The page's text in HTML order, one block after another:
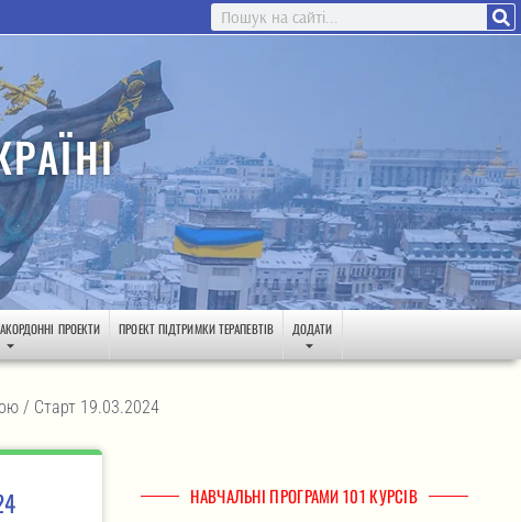
ПРОЕКТИ ПРОЕКТ ПІДТРИМКИ ТЕРАПЕВТІВ ДОДАТИ
/ Старт 19.03.2024
НАВЧАЛЬНІ ПРОГРАМИ 101 КУРСІВ